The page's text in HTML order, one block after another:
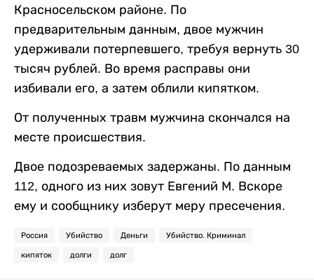
Красносельском районе. По
предварительным данным, двое мужчин
удерживали потерпевшего, требуя вернуть 30
тысяч рублей. Во время расправы они
избивали его, а затем облили кипятком.
От полученных травм мужчина скончался на
месте происшествия.
Двое подозреваемых задержаны. По данным
112, одного из них зовут Евгений М. Вскоре
ему и сообщнику изберут меру пресечения.
Россия Убийство Деньги Убийство. Криминал
кипяток долги долг